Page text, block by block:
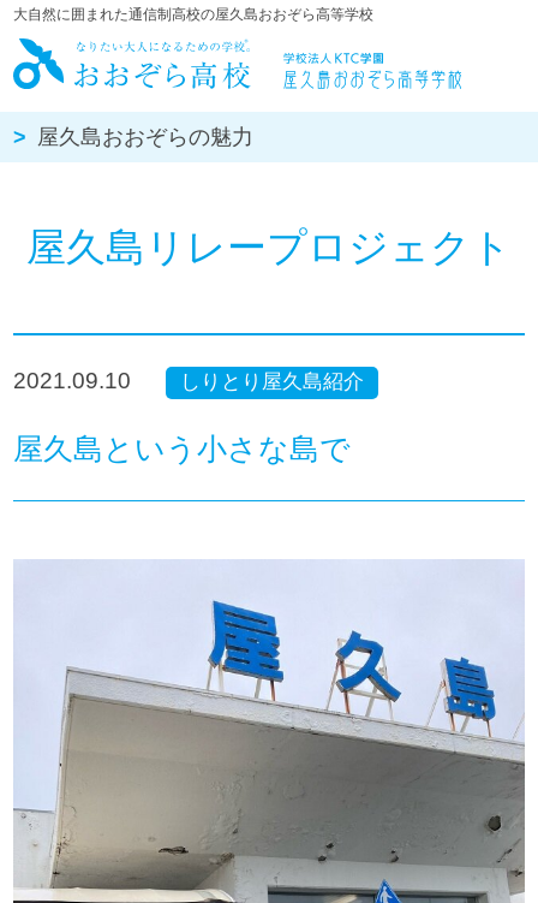
大自然に囲まれた通信制高校の屋久島おおぞら高等学校
屋久島リレープロジェクト
屋久島おおぞらの魅力
2021.09.10 しりとり屋久島紹介
屋久島という小さな島で